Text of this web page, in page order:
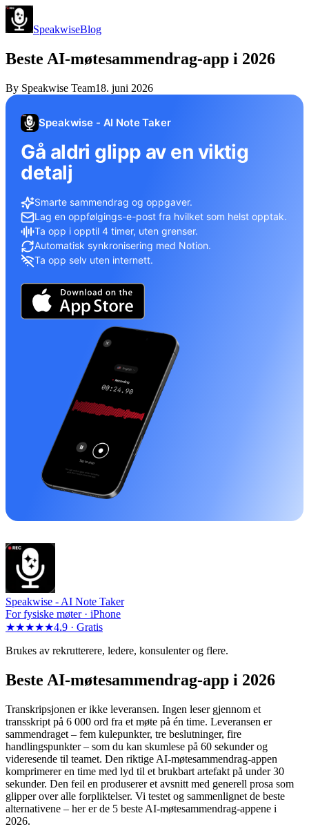
SpeakwiseBlog
Beste AI-møtesammendrag-app i 2026
By Speakwise Team18. juni 2026
Speakwise - AI Note Taker
Gå aldri glipp av en viktig
detalj
Smarte sammendrag og oppgaver.
Lag en oppfølgings-e-post fra hvilket som helst opptak.
Ta opp i opptil 4 timer, uten grenser.
Automatisk synkronisering med Notion.
Ta opp selv uten internett.
Speakwise - AI Note Taker
For fysiske møter · iPhone
★★★★★4.9 · Gratis
Brukes av rekrutterere, ledere, konsulenter og flere.
Beste AI-møtesammendrag-app i 2026
Transkripsjonen er ikke leveransen. Ingen leser gjennom et
transskript på 6 000 ord fra et møte på én time. Leveransen er
sammendraget – fem kulepunkter, tre beslutninger, fire
handlingspunkter – som du kan skumlese på 60 sekunder og
videresende til teamet. Den riktige AI-møtesammendrag-appen
komprimerer en time med lyd til et brukbart artefakt på under 30
sekunder. Den feil en produserer et avsnitt med generell prosa som
glipper over alle forpliktelser. Vi testet og sammenlignet de beste
alternativene – her er de 5 beste AI-møtesammendrag-appene i
2026.